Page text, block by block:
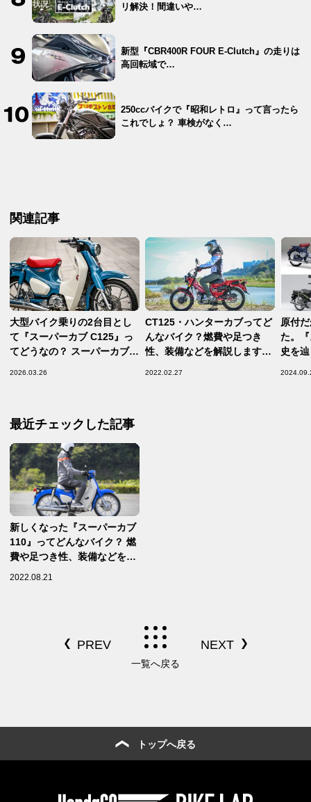
リ解決！間違いや…
新型『CBR400R FOUR E-Clutch』の走りは
高回転域で…
250ccバイクで『昭和レトロ』って言ったら
これでしょ？ 車検がなく…
関連記事
大型バイク乗りの2台目とし
て『スーパーカブ C125』っ
てどうなの？ スーパーカブ
ー 前編】
2026.03.26
CT125・ハンターカブってど
んなバイク？燃費や足つき
性、装備などを解説します！
2022.02.27
原付
た。
史を
最近チェックした記事
新しくなった『スーパーカブ
110』ってどんなバイク？ 燃
費や足つき性、装備などを解
2022.08.21
一覧へ戻る
トップへ戻る